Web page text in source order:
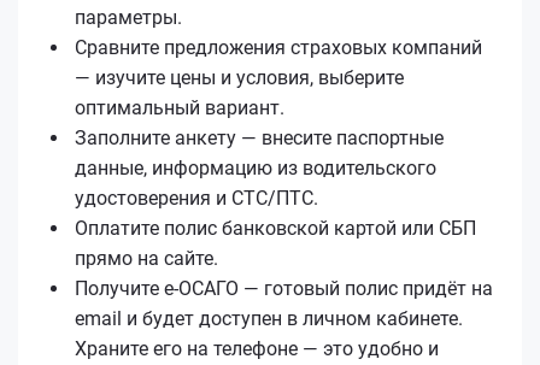
параметры.
Сравните предложения страховых компаний
— изучите цены и условия, выберите
оптимальный вариант.
Заполните анкету — внесите паспортные
данные, информацию из водительского
удостоверения и СТС/ПТС.
Оплатите полис банковской картой или СБП
прямо на сайте.
Получите е‑ОСАГО — готовый полис придёт на
email и будет доступен в личном кабинете.
Храните его на телефоне — это удобно и